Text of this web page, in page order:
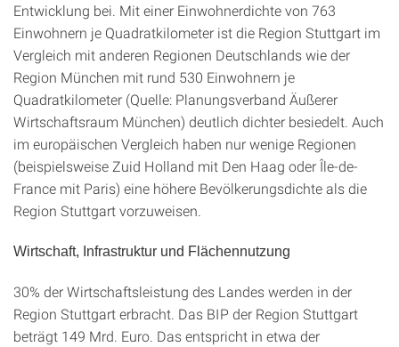
Entwicklung bei. Mit einer Einwohnerdichte von 763
Einwohnern je Quadratkilometer ist die Region Stuttgart im
Vergleich mit anderen Regionen Deutschlands wie der
Region München mit rund 530 Einwohnern je
Quadratkilometer (Quelle: Planungsverband Äußerer
Wirtschaftsraum München) deutlich dichter besiedelt. Auch
im europäischen Vergleich haben nur wenige Regionen
(beispielsweise Zuid Holland mit Den Haag oder Île-de-
France mit Paris) eine höhere Bevölkerungsdichte als die
Region Stuttgart vorzuweisen.
Wirtschaft, Infrastruktur und Flächennutzung
30% der Wirtschaftsleistung des Landes werden in der
Region Stuttgart erbracht. Das BIP der Region Stuttgart
beträgt 149 Mrd. Euro. Das entspricht in etwa der